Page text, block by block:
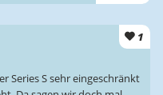
1
Series S sehr eingeschränkt